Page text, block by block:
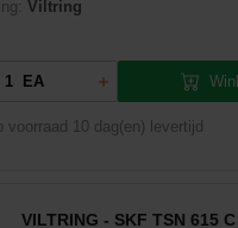
Viltring
EA
voorraad 10 dag(en) levertijd
VILTRING - SKF TSN 615 C